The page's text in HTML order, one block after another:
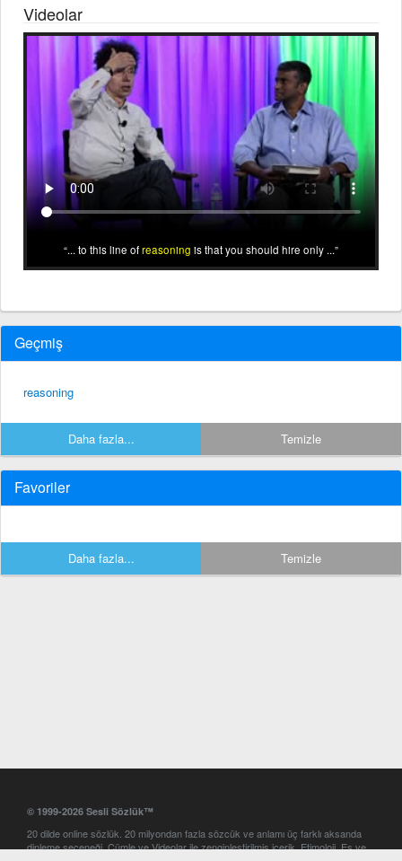
Videolar
... to this line ofreasoning is that you should hire only ...
Geçmiş
reasoning
Daha fazla... Temizle
Favoriler
Daha fazla... Temizle
© 1999-2026 Sesli Sözlük™
20 dilde online sözlük. 20 milyondan fazla sözcük ve anlamı üç farklı aksanda
dinleme seçeneği. Cümle ve Videolar ile zenginleştirilmiş içerik. Etimoloji, Eş ve